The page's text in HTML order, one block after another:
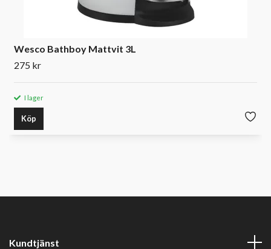
Wesco Bathboy Mattvit 3L
275 kr
I lager
Köp
Kundtjänst